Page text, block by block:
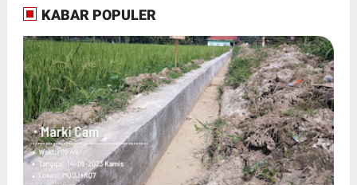
KABAR POPULER